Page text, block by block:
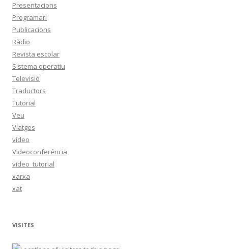
Presentacions
Programari
Publicacions
Ràdio
Revista escolar
Sistema operatiu
Televisió
Traductors
Tutorial
Veu
Viatges
vídeo
Videoconferéncia
video_tutorial
xarxa
xat
VISITES